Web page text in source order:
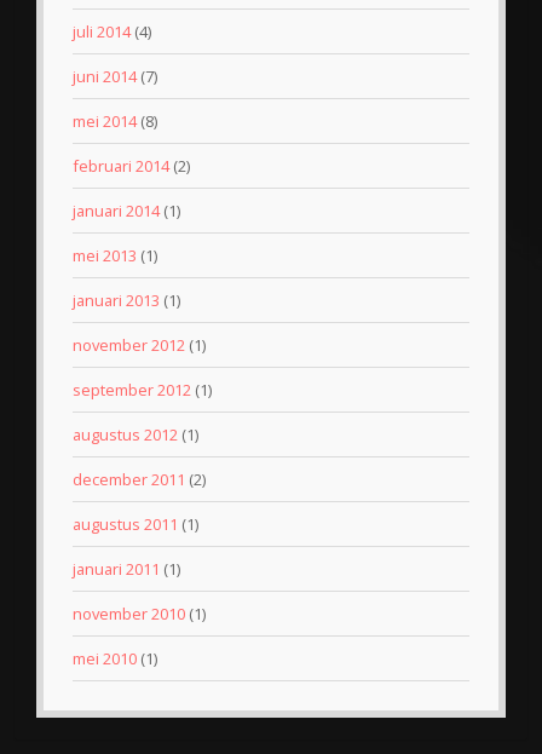
juli 2014(4)
juni 2014(7)
mei 2014(8)
februari 2014(2)
januari 2014(1)
mei 2013 (1)
januari 2013 (1)
november 2012 (1)
september 2012 (1)
augustus 2012 (1)
december 2011 (2)
augustus 2011 (1)
januari 2011 (1)
november 2010 (1)
mei 2010 (1)